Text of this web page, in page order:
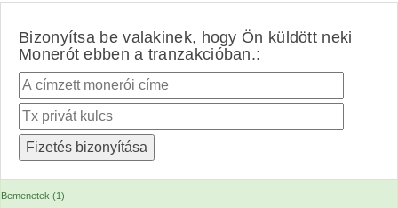
Bizonyítsa be valakinek, hogy Ön küldött neki
Monerót ebben a tranzakcióban.:
Bemenetek (1)